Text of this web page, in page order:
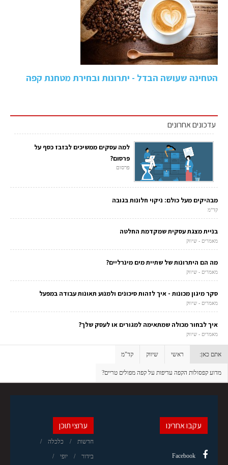
הטחינה שעושה הבדל - יתרונות ובחירת מטחנת קפה
עדכונים אחרונים
למה עסקים ממשיכים לבזבז כסף על
פרסום?
פרסום
מבהיקים מעל כולם: ניקוי חלונות בגובה
קד"מ
בניית מצגת עסקית שמקדמת החלטה
מאמרים - שיווק
מה הם היתרונות של שתיית מים מינרליים?
מאמרים - שיווק
סקר מיגון מכונות - איך לזהות סיכונים ולמנוע תאונות עבודה במפעל
מאמרים - שיווק
איך לבחור מכולה שמתאימה למגורים או לעסק שלך?
מאמרים - שיווק
אתם כאן: ראשי שיווק קד"מ
מדוע קפסולות הקפה עדיפות על קפה מפולים טריים?
ערוצי תוכן
חדשות כלכלה
בידור יופי
עקבו אחרינו
Facebook